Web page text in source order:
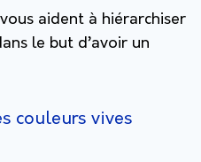
aident à hiérarchiser
le but d’avoir un
couleurs vives